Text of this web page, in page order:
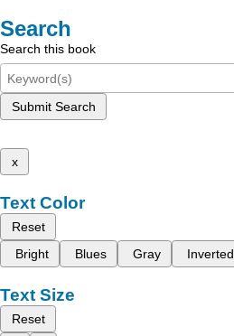
Search
Search this book
Submit Search
x
Text Color
Reset
Bright
Blues Gray Inverted
Text Size
Reset